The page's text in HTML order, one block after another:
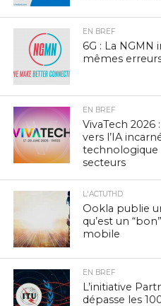
EN BREF
6G : La NGMN
mêmes
EN BREF
VivaTech
vers l’IA
technologique
secteurs
L'ACTUTHD
Ookla publie
qu’est un
mobile
EN BREF
L’initiative
dépasse les